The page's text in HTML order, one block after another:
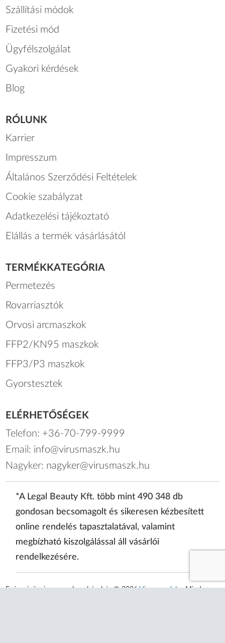
Szállítási módok
Fizetési mód
Ügyfélszolgálat
Gyakori kérdések
Blog
RÓLUNK
Karrier
Impresszum
Általános Szerződési Feltételek
Cookie szabályzat
Adatkezelési tájékoztató
Elállás a termék vásárlásától
TERMÉKKATEGÓRIA
Permetezés
Rovarriasztók
Orvosi arcmaszkok
FFP2/KN95 maszkok
FFP3/P3 maszkok
Gyorstesztek
ELÉRHETŐSÉGEK
Telefon: +36-70-799-9999
Email: info@virusmaszk.hu
Nagyker: nagyker@virusmaszk.hu
*A Legal Beauty Kft. több mint 490 348 db
gondosan becsomagolt és sikeresen kézbesített
online rendelés tapasztalatával, valamint
megbízható kiszolgálással áll vásárlói
rendelkezésére.
Egészségügyi arcmaszk webáruház © 2026Vírusmaszk.huMinden